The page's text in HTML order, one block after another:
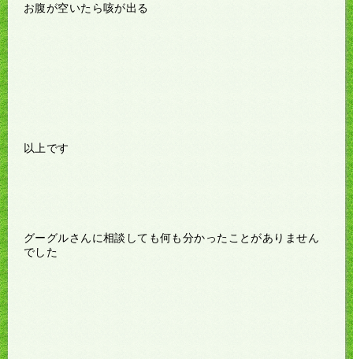
お腹が空いたら咳が出る
以上です
グーグルさんに相談しても何も分かったことがありません
でした